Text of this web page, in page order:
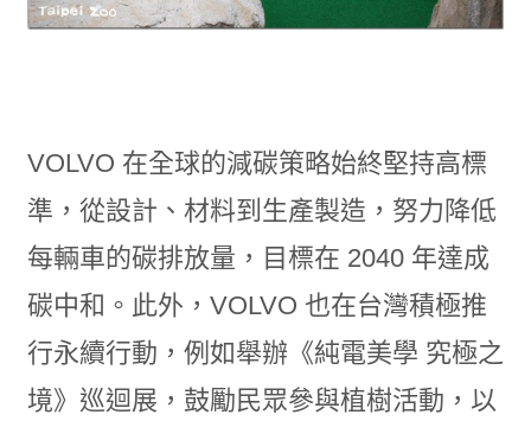
VOLVO 在全球的減碳策略始終堅持高標
準，從設計、材料到生產製造，努力降低
每輛車的碳排放量，目標在 2040 年達成
碳中和。此外，VOLVO 也在台灣積極推
行永續行動，例如舉辦《純電美學 究極之
境》巡迴展，鼓勵民眾參與植樹活動，以